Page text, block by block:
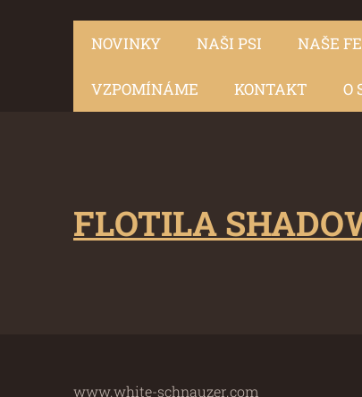
NOVINKY NAŠI PSI NAŠE
VZPOMÍNÁME KONTAKT O
FLOTILA
www.white-schnauzer.com